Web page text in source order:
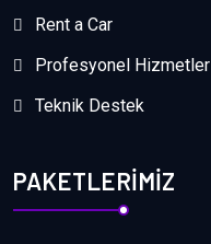
Rent a Car
Profesyonel Hizmetler
Teknik Destek
PAKETLERIMIZ